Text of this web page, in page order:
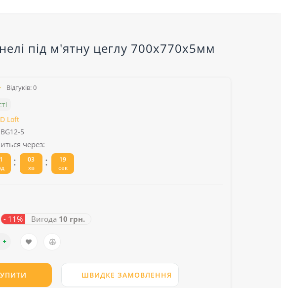
під м'ятну цеглу 700x770x5мм
Відгуків: 0
Loft
5
через:
:
03
хв
:
18
сек
- 11% Вигода 10 грн.
ШВИДКЕ ЗАМОВЛЕННЯ